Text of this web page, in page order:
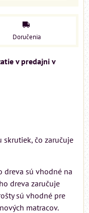
Doručenia
v predajni v
skrutiek, čo zaručuje
dreva sú vhodné na
dreva zaručuje
sú vhodné pre
matracov.